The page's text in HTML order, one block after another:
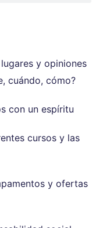
y opiniones
cuándo, cómo?
con un espíritu
cursos y las
y ofertas